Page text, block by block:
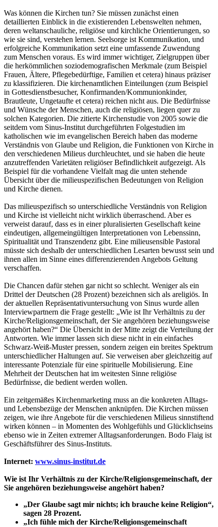
Was können die Kirchen tun? Sie müssen zunächst einen
detaillierten Einblick in die existierenden Lebenswelten nehmen,
deren weltanschauliche, religiöse und kirchliche Orientierungen, so
wie sie sind, verstehen lernen. Seelsorge ist Kommunikation, und
erfolgreiche Kommunikation setzt eine umfassende Zuwendung
zum Menschen voraus. Es wird immer wichtiger, Zielgruppen über
die herkömmlichen soziodemografischen Merkmale (zum Beispiel
Frauen, Ältere, Pflegebedürftige, Familien et cetera) hinaus präziser
zu klassifizieren. Die kirchenamtlichen Einteilungen (zum Beispiel
in Gottesdienstbesucher, Konfirmanden/Kommunionkinder,
Brautleute, Ungetaufte et cetera) reichen nicht aus. Die Bedürfnisse
und Wünsche der Menschen, auch die religiösen, liegen quer zu
solchen Kategorien. Die zitierte Kirchenstudie von 2005 sowie die
seitdem vom Sinus-Institut durchgeführten Folgestudien im
katholischen wie im evangelischen Bereich haben das moderne
Verständnis von Glaube und Religion, die Funktionen von Kirche in
den verschiedenen Milieus durchleuchtet, und sie haben die heute
anzutreffenden Varietäten religiöser Befindlichkeit aufgezeigt. Als
Beispiel für die vorhandene Vielfalt mag die unten stehende
Übersicht über die milieuspezifischen Bedeutungen von Religion
und Kirche dienen.
Das milieuspezifisch so unterschiedliche Verständnis von Religion
und Kirche ist vielleicht nicht wirklich überraschend. Aber es
verweist darauf, dass es in einer pluralisierten Gesellschaft keine
eindeutigen, allgemeingültigen Interpretationen von Lebenssinn,
Spiritualität und Transzendenz gibt. Eine milieusensible Pastoral
müsste sich deshalb der unterschiedlichen Lesarten bewusst sein und
ihnen allen im Sinne eines differenzierenden Angebots Geltung
verschaffen.
Die Chancen dafür stehen gar nicht so schlecht. Weniger als ein
Drittel der Deutschen (28 Prozent) bezeichnen sich als areligiös. In
der aktuellen Repräsentativuntersuchung von Sinus wurde allen
Interviewpartnern die Frage gestellt: „Wie ist Ihr Verhältnis zu der
Kirche/Religionsgemeinschaft, der Sie angehören beziehungsweise
angehört haben?“ Die Übersicht in der Mitte zeigt die Verteilung der
Antworten. Wie immer lassen sich diese nicht in ein einfaches
Schwarz-Weiß-Muster pressen, sondern zeigen ein breites Spektrum
unterschiedlicher Haltungen auf. Sie verweisen aber gleichzeitig auf
interessante Potenziale für eine spirituelle Mobilisierung. Eine
Mehrheit der Deutschen hat im weitesten Sinne religiöse
Bedürfnisse, die bedient werden wollen.
Ein zeitgemäßes Kirchenmarketing muss an die konkreten Alltags-
und Lebensbezüge der Menschen anknüpfen. Die Kirchen müssen
zeigen, wie ihre Angebote für die verschiedenen Milieus sinnstiftend
wirken können – in Momenten des Wohlgefühls und Glücklichseins
ebenso wie in Zeiten extremer Alltagsanforderungen. Bodo Flaig ist
Geschäftsführer des Sinus-Instituts.
Internet: www.sinus-institut.de
Wie ist Ihr Verhältnis zu der Kirche/Religionsgemeinschaft, der
Sie angehören beziehungsweise angehört haben?
„Der Glaube sagt mir nichts; ich brauche keine Religion“,
sagen 28 Prozent.
„Ich fühle mich der Kirche/Religionsgemeinschaft